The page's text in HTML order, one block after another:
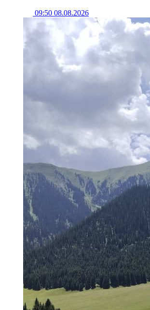
09:50 08.08.2026